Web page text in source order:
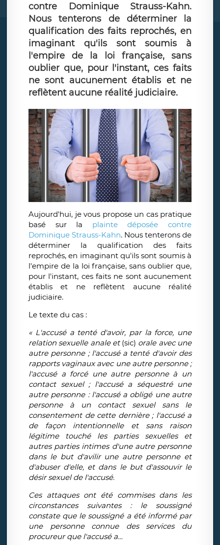
contre Dominique Strauss-Kahn.
Nous tenterons de déterminer la
qualification des faits reprochés, en
imaginant qu'ils sont soumis à
l'empire de la loi française, sans
oublier que, pour l'instant, ces faits
ne sont aucunement établis et ne
reflètent aucune réalité judiciaire.
Aujourd'hui, je vous propose un cas pratique
basé sur la plainte déposée contre
Dominique Strauss-Kahn. Nous tenterons de
déterminer la qualification des faits
reprochés, en imaginant qu'ils sont soumis à
l'empire de la loi française, sans oublier que,
pour l'instant, ces faits ne sont aucunement
établis et ne reflètent aucune réalité
judiciaire.
Le texte du cas :
« L'accusé a tenté d'avoir, par la force, une
relation sexuelle anale et (sic) orale avec une
autre personne ; l'accusé a tenté d'avoir des
rapports vaginaux avec une autre personne ;
l'accusé a forcé une autre personne à un
contact sexuel ; l'accusé a séquestré une
autre personne : l'accusé a obligé une autre
personne à un contact sexuel sans le
consentement de cette dernière ; l'accusé a
de façon intentionnelle et sans raison
légitime touché les parties sexuelles et
autres parties intimes d'une autre personne
dans le but d'avilir une autre personne et
d'abuser d'elle, et dans le but d'assouvir le
désir sexuel de l'accusé.
Ces attaques ont été commises dans les
circonstances suivantes : le soussigné
constate que le soussigné a été informé par
une personne connue des services du
procureur que l'accusé a…